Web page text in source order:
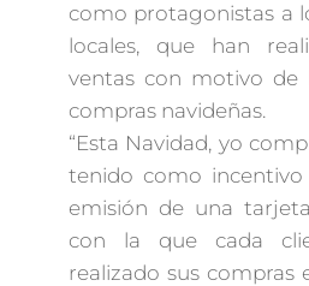
como protagonistas a
locales, que han
ventas con motivo de
compras navideñas.
“Esta Navidad, yo
tenido como
emisión de una
con la que cada
realizado sus compras